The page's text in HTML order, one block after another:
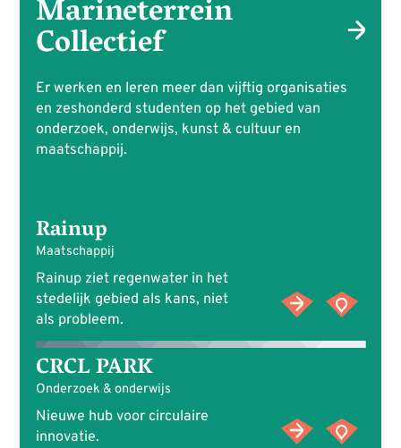
Marineterrein
Collectief
Er werken en leren meer dan vijftig organisaties
en zeshonderd studenten op het gebied van
onderzoek, onderwijs, kunst & cultuur en
maatschappij.
Rainup
Maatschappij
Rainup ziet regenwater in het
stedelijk gebied als kans, niet
als probleem.
CRCL PARK
Onderzoek & onderwijs
Nieuwe hub voor circulaire
innovatie.